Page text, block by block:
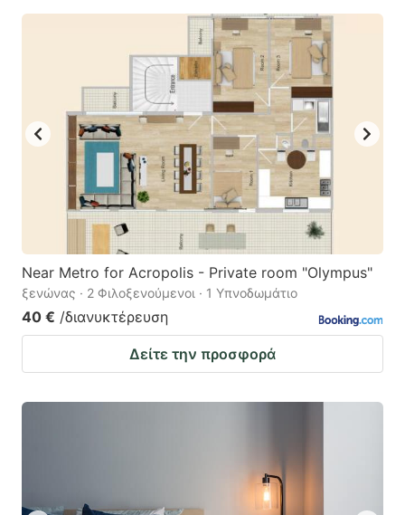
Near Metro for Acropolis - Private room "Olympus"
ξενώνας · 2 Φιλοξενούμενοι · 1 Υπνοδωμάτιο
40 € /διανυκτέρευση
Δείτε την προσφορά